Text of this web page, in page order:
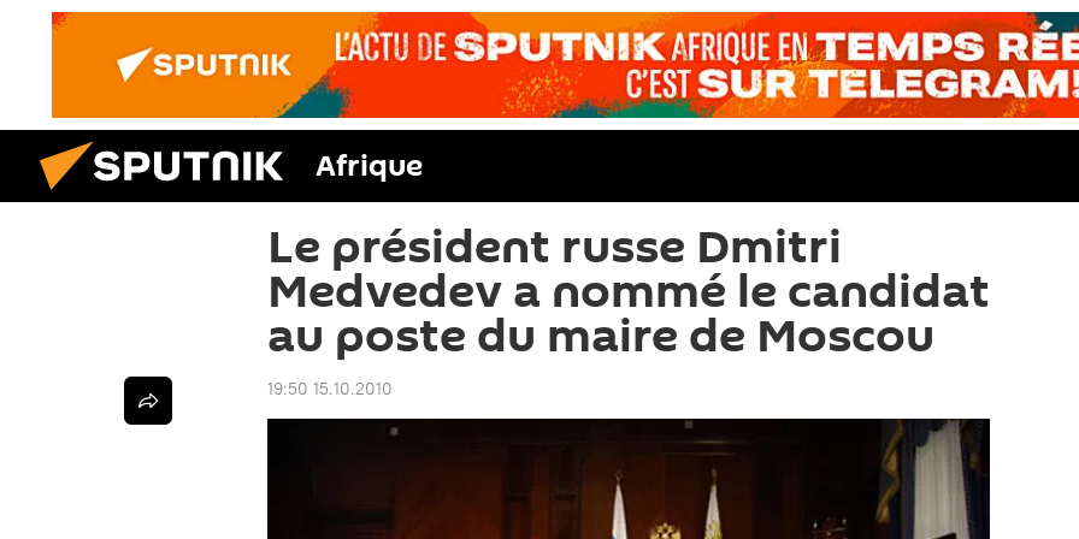
Afrique
Le président russe Dmitri
Medvedev a nommé le candidat
au poste du maire de Moscou
19:50 15.10.2010